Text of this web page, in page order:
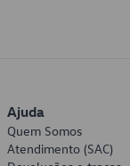
Ajuda
Quem Somos
Atendimento (SAC)